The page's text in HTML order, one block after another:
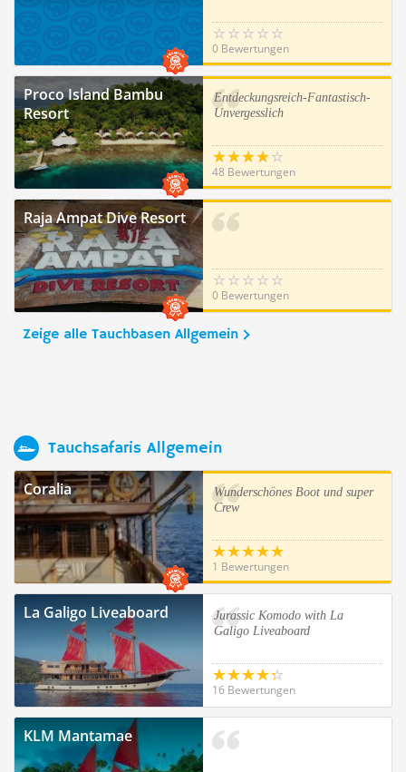
0 Bewertungen
Proco Island Bambu
Resort
Entdeckungsreich-Fantastisch-
Unvergesslich
48 Bewertungen
Raja Ampat Dive Resort
0 Bewertungen
Zeige alle Tauchbasen Allgemein
Tauchsafaris Allgemein
Coralia
Wunderschönes Boot und super
Crew
1 Bewertungen
La Galigo Liveaboard
Jurassic Komodo with La
Galigo Liveaboard
16 Bewertungen
KLM Mantamae